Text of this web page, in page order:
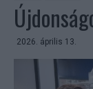
2026. április 13.